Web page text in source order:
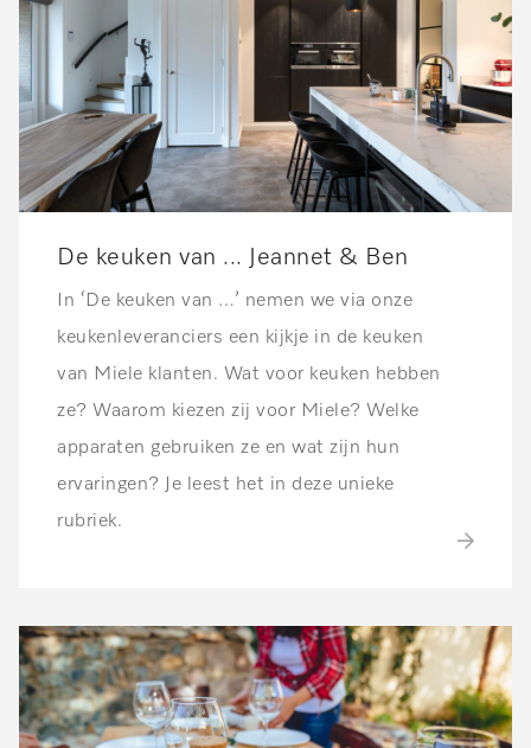
De keuken van ... Jeannet & Ben
In ‘De keuken van …’ nemen we via onze
keukenleveranciers een kijkje in de keuken
van Miele klanten. Wat voor keuken hebben
ze? Waarom kiezen zij voor Miele? Welke
apparaten gebruiken ze en wat zijn hun
ervaringen? Je leest het in deze unieke
rubriek.